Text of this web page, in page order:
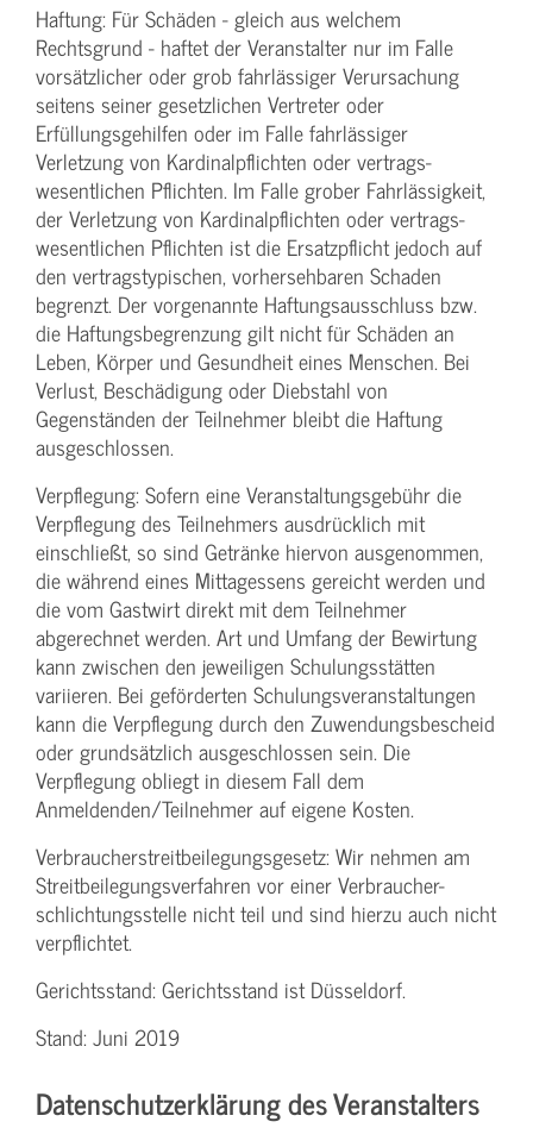
Haftung: Für Schäden - gleich aus welchem
Rechtsgrund - haftet der Veranstalter nur im Falle
vorsätzlicher oder grob fahrlässiger Verursachung
seitens seiner gesetzlichen Vertreter oder
Erfüllungsgehilfen oder im Falle fahrlässiger
Verletzung von Kardinalpflichten oder vertrags­
wesentlichen Pflichten. Im Falle grober Fahrlässigkeit,
der Verletzung von Kardinalpflichten oder vertrags­
wesentlichen Pflichten ist die Ersatzpflicht jedoch auf
den vertragstypischen, vorhersehbaren Schaden
begrenzt. Der vorgenannte Haftungs­ausschluss bzw.
die Haftungs­begrenzung gilt nicht für Schäden an
Leben, Körper und Gesundheit eines Menschen. Bei
Verlust, Beschädigung oder Diebstahl von
Gegenständen der Teilnehmer bleibt die Haftung
ausgeschlossen.
Verpflegung: Sofern eine Veranstaltungs­gebühr die
Verpflegung des Teilnehmers ausdrücklich mit
einschließt, so sind Getränke hiervon ausgenommen,
die während eines Mittagessens gereicht werden und
die vom Gastwirt direkt mit dem Teilnehmer
abgerechnet werden. Art und Umfang der Bewirtung
kann zwischen den jeweiligen Schulungsstätten
variieren. Bei geförderten Schulungs­veranstaltungen
kann die Verpflegung durch den Zuwendungs­bescheid
oder grundsätzlich ausgeschlossen sein. Die
Verpflegung obliegt in diesem Fall dem
Anmeldenden/­Teilnehmer auf eigene Kosten.
Verbraucher­streitbeilegungs­gesetz: Wir nehmen am
Streit­beilegungs­verfahren vor einer Verbraucher­
schlichtungs­stelle nicht teil und sind hierzu auch nicht
verpflichtet.
Gerichtsstand: Gerichtsstand ist Düsseldorf.
Stand: Juni 2019
Datenschutzerklärung des Veranstalters